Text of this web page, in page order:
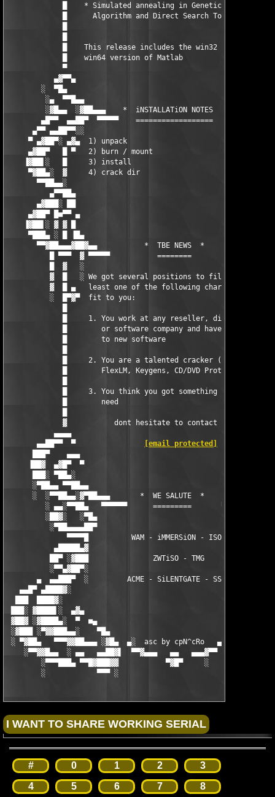
█    * Simulated annealing in Genetic
█      Algorithm and Direct Search Toolbox
█    This release includes the win32 and the
█    win64 version of Matlab
▀
▄▓▀▀▄
░  ▀█▄
░▄  ▀▀█▄▄
░▓█▄▄  ░▓██▄▄▄    *  iNSTALLATiON NOTES  *
▄█▀▀  ▄▄██▀  ▀▀▀▀▀    ==================    ▀▀▀▀▀
▄▀▀ ▄▄██▀▀░░
▀ ▄▓██▀░ ▄▓▄  1) unpack
▄▓██▀   █ ▀   2) burn / mount
▐▓██▌░   █     3) install
▀▓██▄░  ▓     4) crack dir
▀▀██▄▄░
▄▀▀██▄
▄▓███░ ██
▄▓██▀ █■▀▀ ▄
▐▓██▌░ ▓ ▓ █
▀███▄ ░ █ ▐█▄
▀▀▓██▄▄▄▓██▓▄▄           *  TBE NEWS  *
█ ▀▀▀  ▓ ▀▀▀▀▀           ========           ▀▀▀▀▀  ▓
█  ▓   ░                                           ░
▓  █   ░ We got several positions to fill, if at
▓  █ ▄   least one of the following characteristics
░  █▀▓▀  fit to you:
█     1. You work at any reseller, distributor
█        or software company and have access
█        to new software
█     2. You are a talented cracker (Dongle,
█        FlexLM, Keygens, CD/DVD Protections)
█     3. You think you got something we might
█        need
▓           dont hesitate to contact us
▄▄▄▄                                           ▄▓▄
       ▄▄██▀▀  ▀
[email protected]
███▀    ▄▄▄
▐██▓  ▄▓█▀  ▀
███░ ▀██▄░
░▀██▄▄ ▀▀██▄▄
░  ░▀▀██▄▄░▓▀██▄▄▄       *  WE SALUTE  *
░ ▄▄░▀▀██▄   ▀▀▀▀▀▀      =========       ▀▀▀▀▀
░██▓░   ░▀█▄                                    ▄█▀░
░▀██▄▄▄▄██▀
▀▀▀▀█          WAM - iMMERSiON - ISO
▄█████▄▓
██▀ ░▓███               ZWTiSO - TMG
░▀▀▄▓██▀░
▄  ▄▄███▀  ░         ACME - SiLENTGATE - SSG        ░
▄▄█▀ ▄████▓░
███  ████▓░
███░ ▓████▌░  ▄▓▄                                           ▓
▓██▓ ░▓████▄░  ▀  ■▄                                    ▄■  ░
░▓███ ░▀▓▓███▄▄░    ▀█▄                               ▄█▀
░ ▀▓██▄   ▀▀▀▓▓██▄▄▄ ░▓█▄  ▄░  asc by cpN^cRo   ▄  ▄█▓░
░▀▀▓▓█▄▄  ░ ▄▄   ▄▄██▓▌  ▀▀▓▄▄▄   ▄▄   ▄▄▄▓▀▀  ▐▓██▄▄
░▀▀▀███▄ ▀▀█▓███▓▓           ▀▓█▀     ░     ▓▓███▓█▀▀
░            ▀▀▀ ░                          ░ ▀▀▀
# 0 1 2
3
4
5 6 7 8